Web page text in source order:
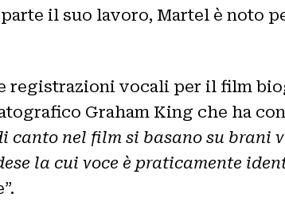
parte il suo lavoro, Martel è noto
registrazioni vocali per il film
Graham King che ha
canto nel film si basano su brani
la cui voce è praticamente